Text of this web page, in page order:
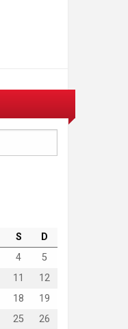
S
D
4
5
11
12
18
19
25
26